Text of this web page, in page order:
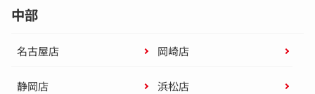
中部
名古屋店 岡崎店
静岡店 浜松店